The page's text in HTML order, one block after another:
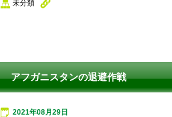
未分類
アフガニスタンの退避作戦
2021年08月29日